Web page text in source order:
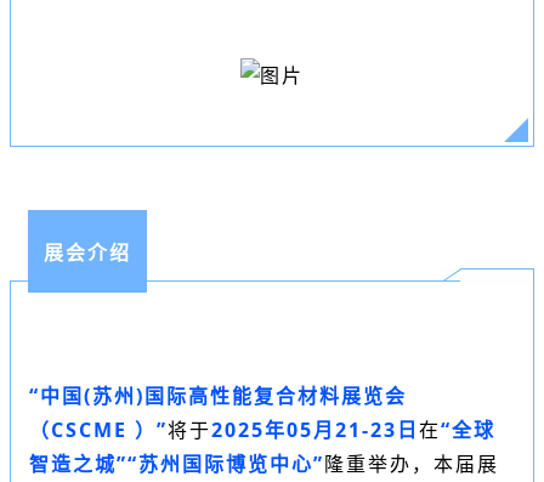
展会介绍
“中国(苏州)国际高性能复合材料展览会
（CSCME ）”将于2025年05月21-23日在“全球
智造之城”“苏州国际博览中心”隆重举办，本届展